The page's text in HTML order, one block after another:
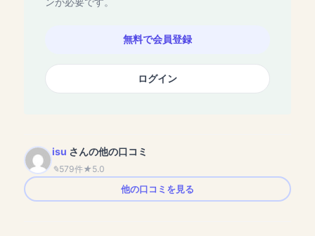
無料で会員登録
ログイン
isu さんの他の口コミ
579件
5.0
他の口コミを見る